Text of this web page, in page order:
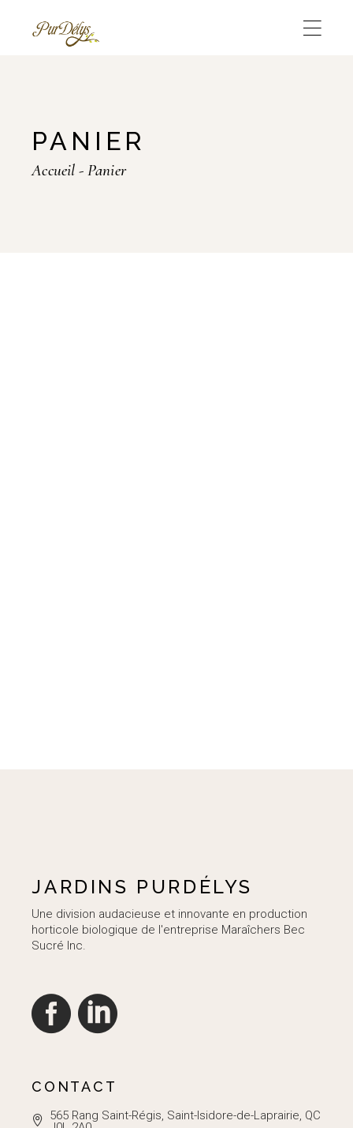
PANIER
Accueil Panier
JARDINS PURDÉLYS
Une division audacieuse et innovante en production
horticole biologique de l'entreprise Maraîchers Bec
Sucré Inc.
CONTACT
565 Rang Saint-Régis, Saint-Isidore-de-Laprairie, QC